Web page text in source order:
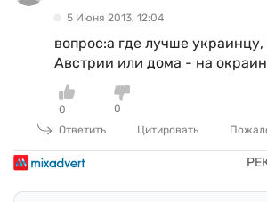
5 Июня 2013, 12:04
вопрос:а где лучше
Австрии или дома - на
0
0
Ответить
Цитировать